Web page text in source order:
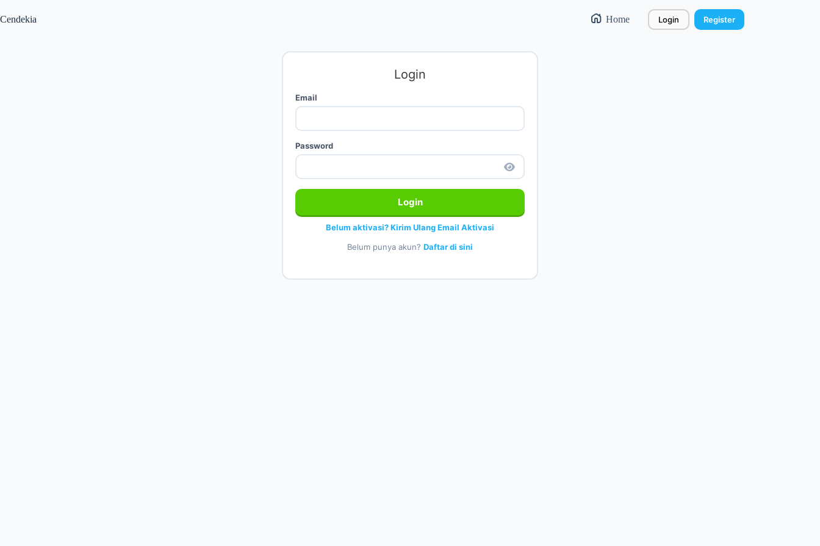
Cendekia Home Login Register
Login
Email
Password
Login
Belum aktivasi? Kirim Ulang Email Aktivasi
Belum punya akun? Daftar di sini